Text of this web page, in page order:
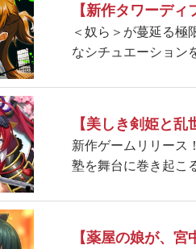
【新作タワーディ
＜奴ら＞が蔓延る極
なシチュエーション
【美しき剣姫と乱
新作ゲームリリース
塾を舞台に巻き起こ
【薬屋の娘が、宮